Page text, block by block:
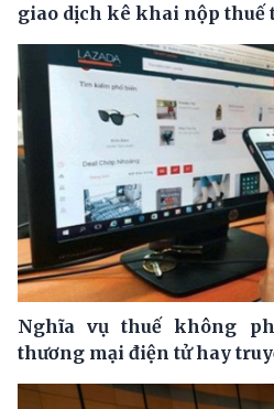
giao dịch kê khai nộp thuế
Nghĩa vụ thuế không
thương mại điện tử hay